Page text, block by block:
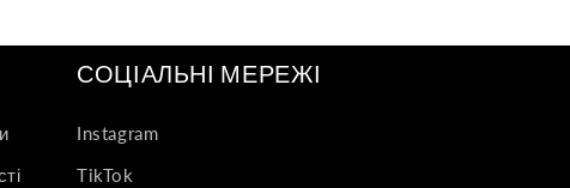
СОЦІАЛЬНІ МЕРЕЖІ
Instagram
TikTok